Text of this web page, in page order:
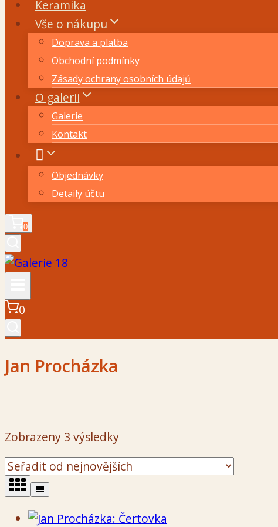
Keramika
Vše o nákupu
Doprava a platba
Obchodní podmínky
Zásady ochrany osobních údajů
O galerii
Galerie
Kontakt
Objednávky
Detaily účtu
0
0
Jan Procházka
Zobrazeny 3 výsledkySeřazeno
od
nejnovějších